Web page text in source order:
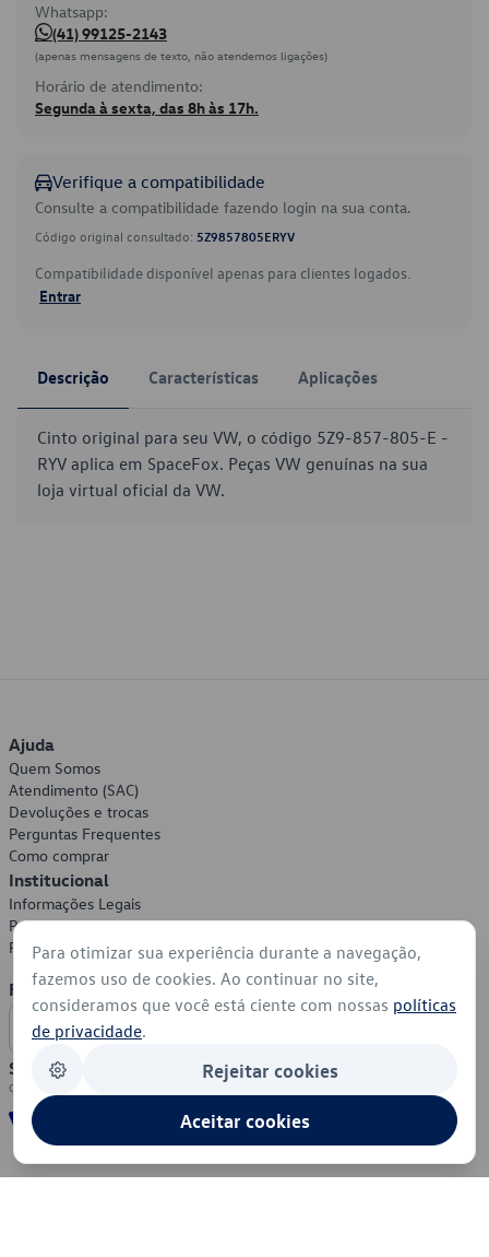
Whatsapp:
(41) 99125-2143
(apenas mensagens de texto, não atendemos ligações)
Horário de atendimento:
Segunda à sexta, das 8h às 17h.
Verifique a compatibilidade
Consulte a compatibilidade fazendo login na sua conta.
Código original consultado: 5Z9857805ERYV
Compatibilidade disponível apenas para clientes logados.
Entrar
Descrição Características Aplicações
Cinto original para seu VW, o código 5Z9-857-805-E -
RYV aplica em SpaceFox. Peças VW genuínas na sua
loja virtual oficial da VW.
Ajuda
Quem Somos
Atendimento (SAC)
Devoluções e trocas
Perguntas Frequentes
Como comprar
Institucional
Informações Legais
Política de Privacidade
Política de Cookies
Formas de Pagamento
Segurança
Para otimizar sua experiência durante a navegação,
fazemos uso de cookies. Ao continuar no site,
consideramos que você está ciente com nossas políticas
de privacidade.
Rejeitar cookies
Aceitar cookies